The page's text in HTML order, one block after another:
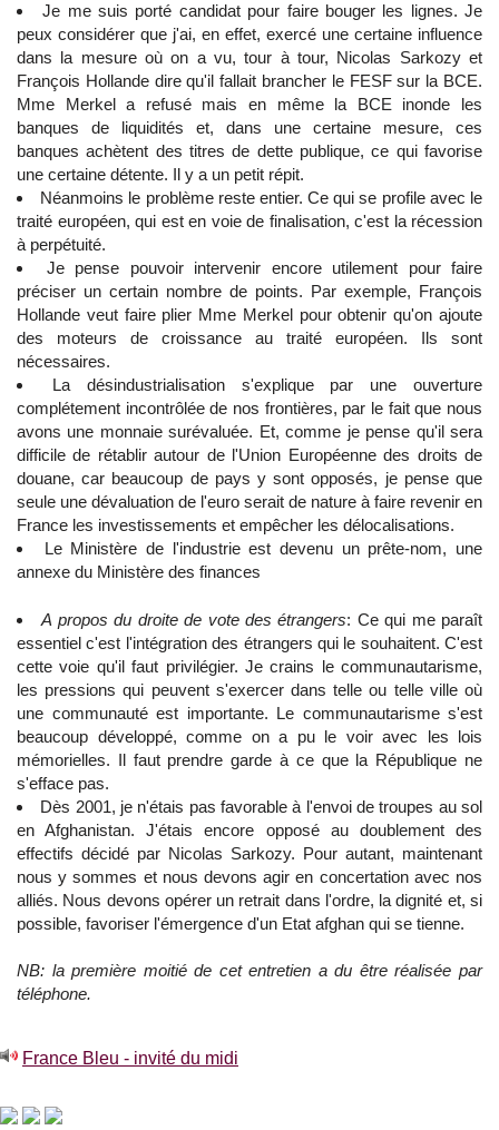
Je me suis porté candidat pour faire bouger les lignes. Je
peux considérer que j'ai, en effet, exercé une certaine influence
dans la mesure où on a vu, tour à tour, Nicolas Sarkozy et
François Hollande dire qu'il fallait brancher le FESF sur la BCE.
Mme Merkel a refusé mais en même la BCE inonde les
banques de liquidités et, dans une certaine mesure, ces
banques achètent des titres de dette publique, ce qui favorise
une certaine détente. Il y a un petit répit.
Néanmoins le problème reste entier. Ce qui se profile avec le
traité européen, qui est en voie de finalisation, c'est la récession
à perpétuité.
Je pense pouvoir intervenir encore utilement pour faire
préciser un certain nombre de points. Par exemple, François
Hollande veut faire plier Mme Merkel pour obtenir qu'on ajoute
des moteurs de croissance au traité européen. Ils sont
nécessaires.
La désindustrialisation s'explique par une ouverture
complétement incontrôlée de nos frontières, par le fait que nous
avons une monnaie surévaluée. Et, comme je pense qu'il sera
difficile de rétablir autour de l'Union Européenne des droits de
douane, car beaucoup de pays y sont opposés, je pense que
seule une dévaluation de l'euro serait de nature à faire revenir en
France les investissements et empêcher les délocalisations.
Le Ministère de l'industrie est devenu un prête-nom, une
annexe du Ministère des finances
A propos du droite de vote des étrangers: Ce qui me paraît
essentiel c'est l'intégration des étrangers qui le souhaitent. C'est
cette voie qu'il faut privilégier. Je crains le communautarisme,
les pressions qui peuvent s'exercer dans telle ou telle ville où
une communauté est importante. Le communautarisme s'est
beaucoup développé, comme on a pu le voir avec les lois
mémorielles. Il faut prendre garde à ce que la République ne
s'efface pas.
Dès 2001, je n'étais pas favorable à l'envoi de troupes au sol
en Afghanistan. J'étais encore opposé au doublement des
effectifs décidé par Nicolas Sarkozy. Pour autant, maintenant
nous y sommes et nous devons agir en concertation avec nos
alliés. Nous devons opérer un retrait dans l'ordre, la dignité et, si
possible, favoriser l'émergence d'un Etat afghan qui se tienne.
NB: la première moitié de cet entretien a du être réalisée par
téléphone.
France Bleu - invité du midi